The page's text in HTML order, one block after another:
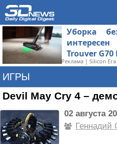
Уборка
Trouver G70
Реклама | Silicon
ИГРЫ
Devil May Cry 4 –
02 августа
Геннадий